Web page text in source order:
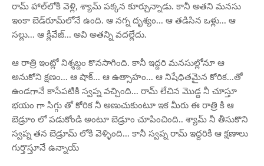
రామ్ హాల్‌లోకి వెళ్లి, శ్యామ్ పక్కన కూర్చున్నాడు. కానీ అతని మనసు
ఇంకా బెడ్‌రూమ్‌లోనే ఉంది. ఆ నగ్న దృశ్యం... ఆ తడిసిన ఒళ్లు... ఆ
సల్లు... ఆ క్లీవేజ్... అవి అతన్ని వదల్లేదు.
ఆ రాత్రి ఇంట్లో నిశ్శబ్దం కొనసాగింది. కానీ ఇద్దరి మనసుల్లోనూ ఆ
అనుకోని క్షణం... ఆ షాక్... ఆ ఉత్సాహం... ఆ నిషేధితమైన కోరిక...తో
ఉండగానే కాసేపటికి స్వప్న వచ్చింది... రామ్ లేచిన మొడ్ద నీ చూస్తూ
భయం గా సిగ్గు తో కోరిక నీ అణుచుకుంటూ ఇక మీరు ఈ రాత్రి కి ఆ
బెడ్రూం లో పడుకోండి అంటూ బెడ్రూం చూపించింది.. శ్యామ్ నీ తీసుకొని
స్వప్న తన బెడ్రూమ్ లోకి వెళ్ళింది... కానీ స్వప్న రామ్ ఇద్దరికీ ఆ క్షణాలు
గుర్తొస్తూనే ఉన్నాయ్